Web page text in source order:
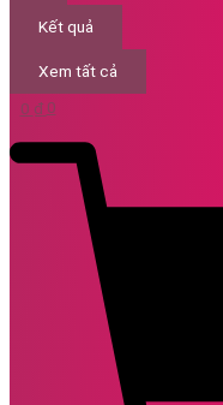
Kết quả
Xem tất cả
0 ₫ 0